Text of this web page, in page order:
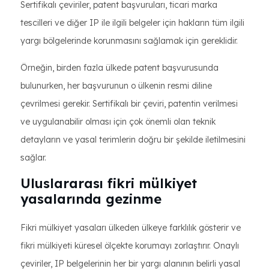
Sertifikalı çeviriler, patent başvuruları, ticari marka
tescilleri ve diğer IP ile ilgili belgeler için hakların tüm ilgili
yargı bölgelerinde korunmasını sağlamak için gereklidir.
Örneğin, birden fazla ülkede patent başvurusunda
bulunurken, her başvurunun o ülkenin resmi diline
çevrilmesi gerekir. Sertifikalı bir çeviri, patentin verilmesi
ve uygulanabilir olması için çok önemli olan teknik
detayların ve yasal terimlerin doğru bir şekilde iletilmesini
sağlar.
Uluslararası fikri mülkiyet
yasalarında gezinme
Fikri mülkiyet yasaları ülkeden ülkeye farklılık gösterir ve
fikri mülkiyeti küresel ölçekte korumayı zorlaştırır. Onaylı
çeviriler, IP belgelerinin her bir yargı alanının belirli yasal